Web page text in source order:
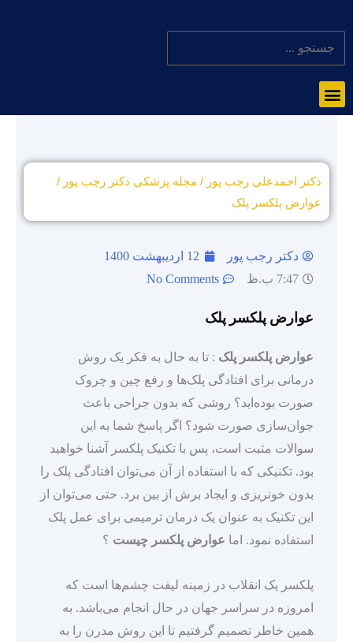
دکتر احمدعلی رجب پور / مجله پزشکی دکتر رجب پور /
عوارض پلکسر پلک
دکتر رجب پور
12 اردیبهشت 1400
7:47 ب.ظ
No Comments
عوارض پلکسر پلک
عوارض پلکسر پلک : تا به حال به فکر یک روش
درمانی برای افتادگی پلک‌ها و رفع چین و چروک
صورت بوده‌اید؟ روشی که بدون جراحی باعث
جوان‌سازی صورت شود؟ اگر پاسخ شما به این
سوالات مثبت است، پس با تکنیک پلکسر آشنا خواهید
بود. تکنیکی که با استفاده از آن می‌توان افتادگی پلک را
بدون خونریزی و ایجاد برش از بین برد. حتی می‌توان از
این تکنیک به عنوان یک درمان ترمیمی برای عمل پلک
استفاده نمود. اما عوارض پلکسر چیست ؟
پلکسر یک انقلاب در زمینه لیفت چشم‌ها است که
امروزه در سراسر جهان در حال انجام می‌باشد. به
همین خاطر تصمیم گرفتیم تا این روش مدرن را به